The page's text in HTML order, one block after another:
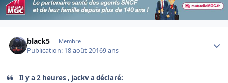
black5 Membre
Publication: 18 août 20169 ans
Il y a 2 heures , jackv a déclaré: